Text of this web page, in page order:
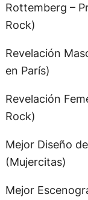
Rottemberg –
Rock)
Revelación
en París)
Revelación
Rock)
Mejor Diseño
(Mujercitas)
Mejor